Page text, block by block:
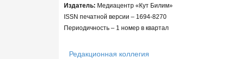
Издатель: Медиацентр «Кут Билим»
ISSN печатной версии – 1694-8270
Периодичность – 1 номер в квартал
Редакционная коллегия